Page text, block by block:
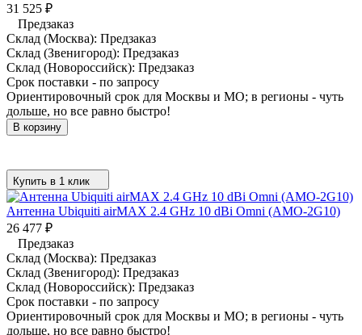
31 525 ₽
Предзаказ
Склад (Москва): Предзаказ
Склад (Звенигород): Предзаказ
Склад (Новороссийск): Предзаказ
Срок поставки - по запросу
Ориентировочный срок для Москвы и МО; в регионы - чуть
дольше, но все равно быстро!
В корзину
Купить в 1 клик
Антенна Ubiquiti airMAX 2.4 GHz 10 dBi Omni (AMO-2G10)
26 477 ₽
Предзаказ
Склад (Москва): Предзаказ
Склад (Звенигород): Предзаказ
Склад (Новороссийск): Предзаказ
Срок поставки - по запросу
Ориентировочный срок для Москвы и МО; в регионы - чуть
дольше, но все равно быстро!